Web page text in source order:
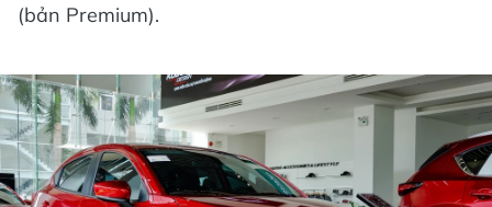
(bản Premium).